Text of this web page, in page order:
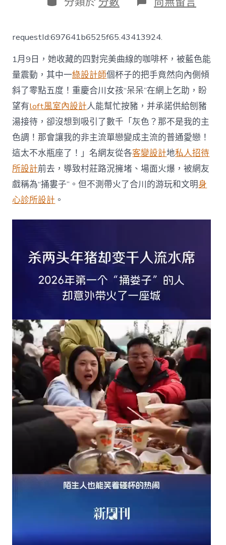
期
類 〈“捅
子
JIUYI
俱
意
住
宅
設
計”
的
人
卻
不
測
帶
火
了
全
地
涌
起
“殺
豬
宴”
潮〉
中
requestId:697641b6525f65.43413924.
1月9日，她收藏的四對完美曲線的咖啡杯，被藍色能
量震動，其中一綠設計師個杯子的把手竟然向內側傾
斜了零點五度！重慶合川女孩“呆呆”在網上乞助，盼
望有loft風室內設計人能幫忙按豬，并承諾供給刨豬
湯接待，卻沒想到吸引了數千「灰色？那不是我的主
色調！那會讓我的非主流單戀變成主流的普通愛戀！
這太不水瓶座了！」名網友從各客變設計地私人招待
所設計前去，導致村莊路況擁堵、場面火爆，被網友
戲稱為“捅婁子”。但不測帶火了合川的游玩和文明身
心診所設計 。